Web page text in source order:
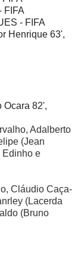
FIFA
- FIFA
Henrique 63',
Ocara 82',
Adalberto
(Jean
Edinho e
Cláudio Caça-
(Lacerda
(Bruno